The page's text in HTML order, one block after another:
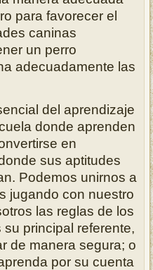
para favorecer el
caninas
un perro
adecuadamente las
del aprendizaje
donde aprenden
en
susaptitudes
. Podemos unirnos a
jugando con nuestro
las reglas de los
principal referente,
de manera segura; o
por su cuenta